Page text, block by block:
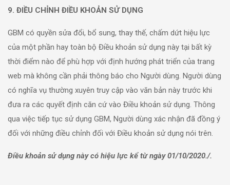
9. ĐIỀU CHỈNH ĐIỀU KHOẢN SỬ DỤNG
GBM có quyền sửa đổi, bổ sung, thay thế, chấm dứt hiệu lực
của một phần hay toàn bộ Điều khoản sử dụng này tại bất kỳ
thời điểm nào để phù hợp với định hướng phát triển của trang
web mà không cần phải thông báo cho Người dùng. Người dùng
có nghĩa vụ thường xuyên truy cập vào văn bản này trước khi
đưa ra các quyết định căn cứ vào Điều khoản sử dụng. Thông
qua việc tiếp tục sử dụng GBM, Người dùng xác nhận đã đồng ý
đối với những điều chỉnh đối với Điều khoản sử dụng nói trên.
Điều khoản sử dụng này có hiệu lực kể từ ngày 01/10/2020./.